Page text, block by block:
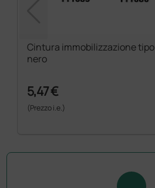
Cintura immobilizzazione
nero
5,47 €
(Prezzo i.e.)